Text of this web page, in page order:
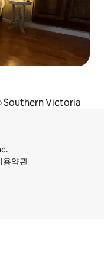
Southern Victoria
용약관